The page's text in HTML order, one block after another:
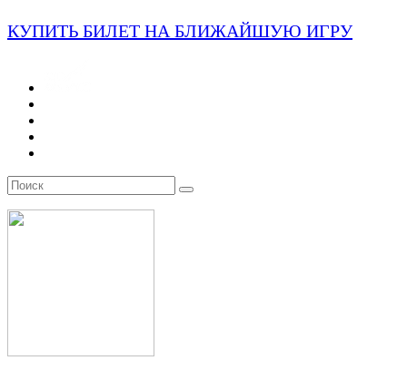
КУПИТЬ БИЛЕТ НА БЛИЖАЙШУЮ ИГРУ